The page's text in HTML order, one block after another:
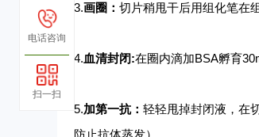
3.画圈： 切片稍甩干后用组化笔在
4.血清封闭:在圈内滴加BSA孵育
5.加第一抗： 轻轻甩掉封闭液，在
防止抗体蒸发）
电话咨询
扫一扫